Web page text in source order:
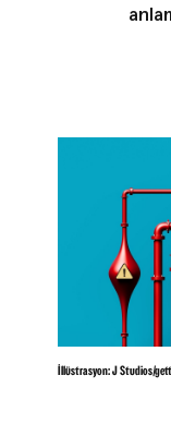
İllüstrasyon: J Studios/